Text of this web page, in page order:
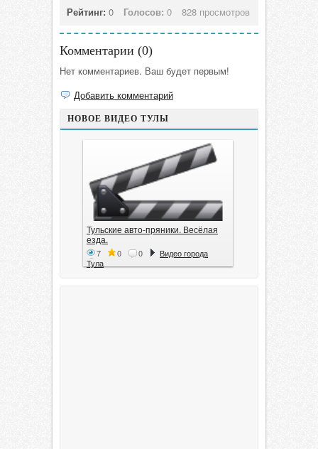
Рейтинг: 0 Голосов: 0 828 просмотров
Комментарии (0)
Нет комментариев. Ваш будет первым!
Добавить комментарий
НОВОЕ ВИДЕО ТУЛЫ
Тульские авто-пряники. Весёлая
езда.
7 0 0
Видео города
Тула